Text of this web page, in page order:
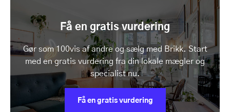
Få en gratis vurdering
Gør som 100vis af andre og sælg med Brikk. Start
med en gratis vurdering fra din lokale mægler og
specialist nu.
Få en gratis vurdering